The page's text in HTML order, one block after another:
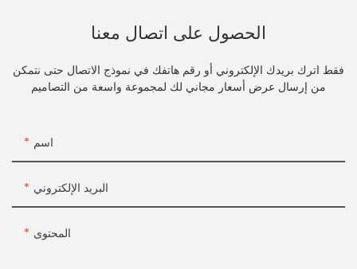
الحصول على اتصال معنا
فقط اترك بريدك الإلكتروني أو رقم هاتفك في نموذج الاتصال حتى نتمكن
من إرسال عرض أسعار مجاني لك لمجموعة واسعة من التصاميم
اسم
البريد الإلكتروني
المحتوى